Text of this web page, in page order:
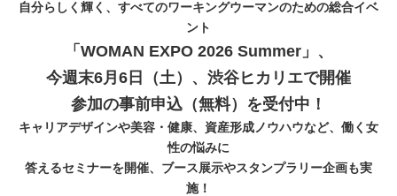
自分らしく輝く、すべてのワーキングウーマンのための総合イベ
ント
「WOMAN EXPO 2026 Summer」、
今週末6月6日（土）、渋谷ヒカリエで開催
参加の事前申込（無料）を受付中！
キャリアデザインや美容・健康、資産形成ノウハウなど、働く女
性の悩みに
答えるセミナーを開催、ブース展示やスタンプラリー企画も実
施！